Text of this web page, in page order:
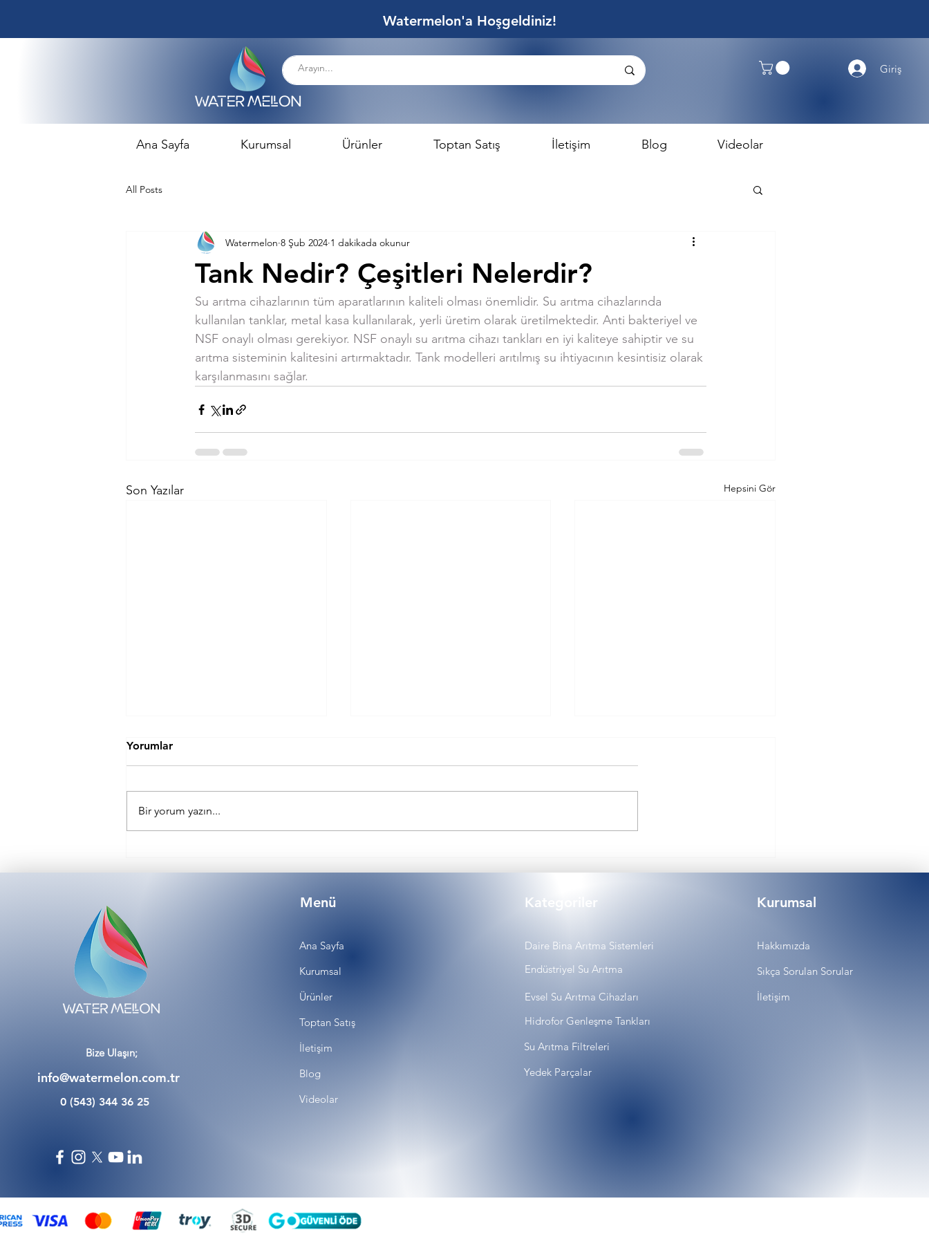
Watermelon'a Hoşgeldiniz!
Giriş
Ana Sayfa Kurumsal Ürünler Toptan Satış İletişim Blog Videolar
All Posts
Tank Nedir? Çeşitleri Nelerdir?
Watermelon 8 Şub 2024 1 dakikada okunur
Su arıtma cihazlarının tüm aparatlarının kaliteli olması önemlidir. Su arıtma cihazlarında
kullanılan tanklar, metal kasa kullanılarak, yerli üretim olarak üretilmektedir. Anti bakteriyel ve
NSF onaylı olması gerekiyor. NSF onaylı su arıtma cihazı tankları en iyi kaliteye sahiptir ve su
arıtma sisteminin kalitesini artırmaktadır. Tank modelleri arıtılmış su ihtiyacının kesintisiz olarak
karşılanmasını sağlar.
Son Yazılar Hepsini Gör
Detoksu Bir Üst Seviyeye
Su Basıncına Kesin Çözüm
Arıtma Deposu
Yorumlar
Bir yorum yazın...
Bize Ulaşın;
info@watermelon.com.tr
0 (543) 344 36 25
Menü
Ana Sayfa
Kurumsal
Ürünler
Toptan Satış
İletişim
Blog
Videolar
Kategoriler
Daire Bina Arıtma Sistemleri
Endüstriyel Su Arıtma
Hidrofor Genleşme Tankları
Evsel Su Arıtma Cihazları
Su Arıtma Filtreleri
Yedek Parçalar
Kurumsal
Hakkımızda
Sıkça Sorulan Sorular
İletişim